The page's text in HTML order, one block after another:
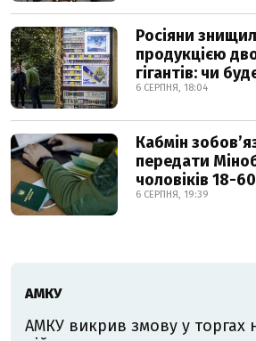
Росіяни
продукцією
гігантів: чи
6 СЕРПНЯ, 18:04
Кабмін
передати
чоловіків 18-
6 СЕРПНЯ, 19:39
АМКУ
АМКУ викрив змову у торгах